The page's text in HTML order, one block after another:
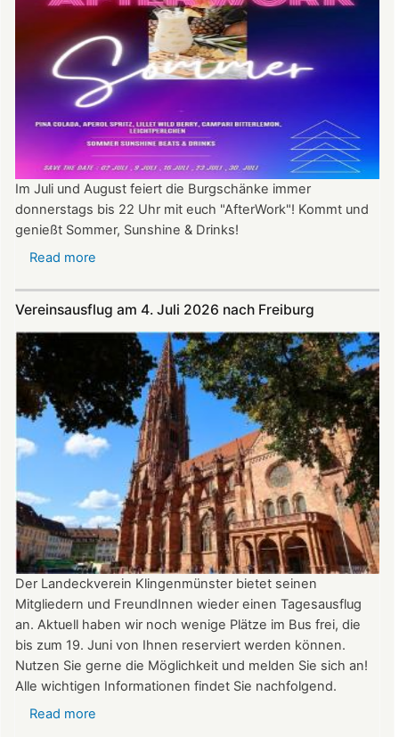
Im Juli und August feiert die Burgschänke immer
donnerstags bis 22 Uhr mit euch "AfterWork"! Kommt und
genießt Sommer, Sunshine & Drinks!
Read more
und
August
der
Burg:
After
Work
donnerstags
22:00
Uhr
Vereinsausflug am 4. Juli 2026 nach Freiburg
Der Landeckverein Klingenmünster bietet seinen
Mitgliedern und FreundInnen wieder einen Tagesausflug
an. Aktuell haben wir noch wenige Plätze im Bus frei, die
bis zum 19. Juni von Ihnen reserviert werden können.
Nutzen Sie gerne die Möglichkeit und melden Sie sich an!
Alle wichtigen Informationen findet Sie nachfolgend.
Read more